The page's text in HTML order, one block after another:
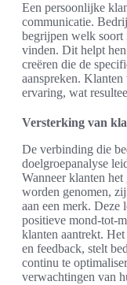
Een persoonlijke
communicatie.
begrijpen welk soort
vinden. Dit helpt
creëren die de
aanspreken. Klanten
ervaring, wat
Versterking van
De verbinding die
doelgroepanalyse
Wanneer klanten
worden genomen,
aan een merk. Deze
positieve mond-tot-
klanten aantrekt.
en feedback, stelt
continu te
verwachtingen van